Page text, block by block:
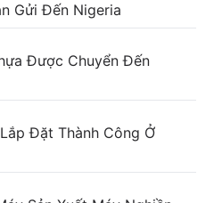
Gửi Đến Nigeria
Được Chuyển Đến
Đặt Thành Công Ở